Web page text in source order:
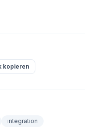
kopieren
integration